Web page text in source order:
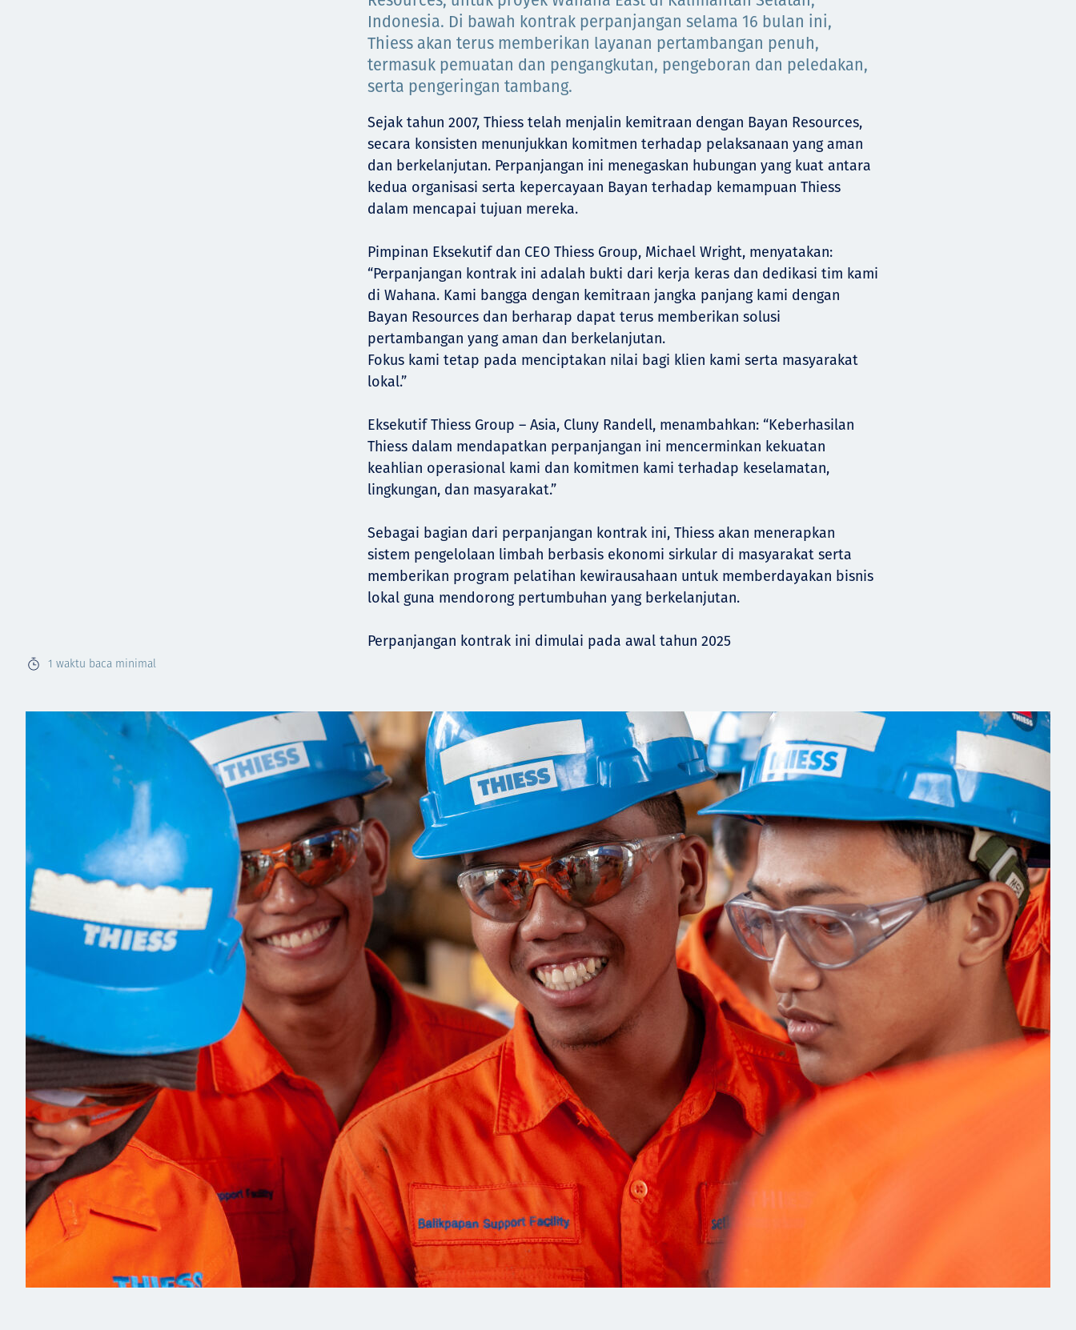
Hak Asasi Manusia
1 waktu baca minimal
Indonesia. Di bawah kontrak perpanjangan selama 16 bulan ini,
Thiess akan terus memberikan layanan pertambangan penuh,
termasuk pemuatan dan pengangkutan, pengeboran dan peledakan,
serta pengeringan tambang.
Sejak tahun 2007, Thiess telah menjalin kemitraan dengan Bayan Resources,
secara konsisten menunjukkan komitmen terhadap pelaksanaan yang aman
dan berkelanjutan. Perpanjangan ini menegaskan hubungan yang kuat antara
kedua organisasi serta kepercayaan Bayan terhadap kemampuan Thiess
dalam mencapai tujuan mereka.
Pimpinan Eksekutif dan CEO Thiess Group, Michael Wright, menyatakan:
“Perpanjangan kontrak ini adalah bukti dari kerja keras dan dedikasi tim kami
di Wahana. Kami bangga dengan kemitraan jangka panjang kami dengan
Bayan Resources dan berharap dapat terus memberikan solusi
pertambangan yang aman dan berkelanjutan.
Fokus kami tetap pada menciptakan nilai bagi klien kami serta masyarakat
lokal.”
Eksekutif Thiess Group – Asia, Cluny Randell, menambahkan: “Keberhasilan
Thiess dalam mendapatkan perpanjangan ini mencerminkan kekuatan
keahlian operasional kami dan komitmen kami terhadap keselamatan,
lingkungan, dan masyarakat.”
Sebagai bagian dari perpanjangan kontrak ini, Thiess akan menerapkan
sistem pengelolaan limbah berbasis ekonomi sirkular di masyarakat serta
memberikan program pelatihan kewirausahaan untuk memberdayakan bisnis
lokal guna mendorong pertumbuhan yang berkelanjutan.
Perpanjangan kontrak ini dimulai pada awal tahun 2025